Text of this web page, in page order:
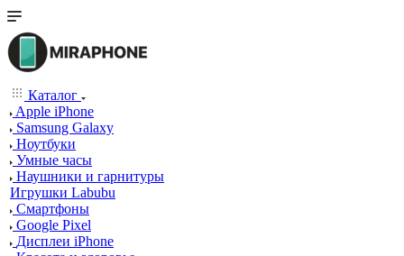
Каталог
Apple iPhone
Samsung Galaxy
Ноутбуки
Умные часы
Наушники и гарнитуры
Игрушки Labubu
Смартфоны
Google Pixel
Дисплеи iPhone